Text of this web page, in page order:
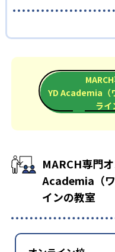
一方、途中で志望校を
YD Academiaは、公式サ
志望校への実績があるか
せたい。 YD Academia（
ライ
MARCH専門
Academia（
インの教室